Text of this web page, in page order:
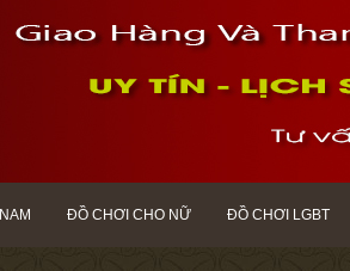
ĐỒ CHƠI CHO NỮ ĐỒ CHƠI LGBT